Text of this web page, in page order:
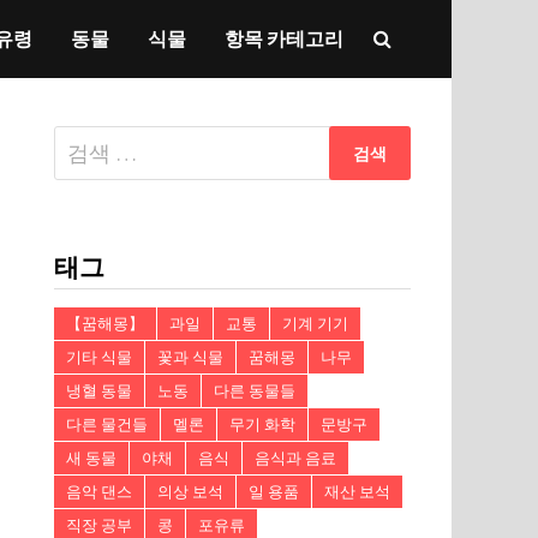
령 동물 식물 항목 카테고리
다
음
태그
【꿈해몽】 과일 교통
기계 기기
기타 식물
꽃과 식물 꿈해몽
나무
냉혈 동물
노동
다른 동물들
다른 물건들
멜론 무기 화학
문방구
새 동물
야채 음식
음식과 음료
음악 댄스
의상 보석 일 용품
재산 보석
직장 공부
콩 포유류